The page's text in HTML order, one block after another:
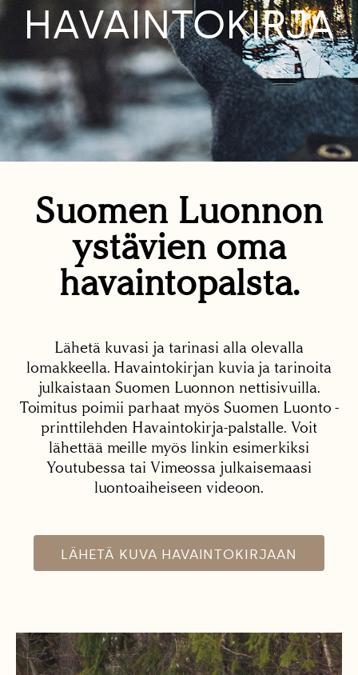
HAVAINTOKIRJA
Suomen Luonnon
ystävien oma
havaintopalsta.
Lähetä kuvasi ja tarinasi alla olevalla
lomakkeella. Havaintokirjan kuvia ja tarinoita
julkaistaan Suomen Luonnon nettisivuilla.
Toimitus poimii parhaat myös Suomen Luonto -
printtilehden Havaintokirja-palstalle. Voit
lähettää meille myös linkin esimerkiksi
Youtubessa tai Vimeossa julkaisemaasi
luontoaiheiseen videoon.
LÄHETÄ KUVA HAVAINTOKIRJAAN